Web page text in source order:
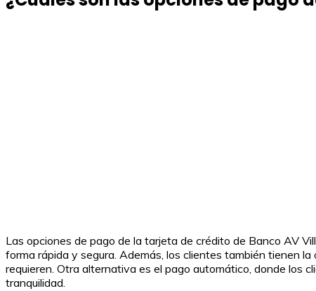
Las opciones de pago de la tarjeta de crédito de Banco AV
forma rápida y segura. Además, los clientes también tienen
requieren. Otra alternativa es el pago automático, donde los
tranquilidad.